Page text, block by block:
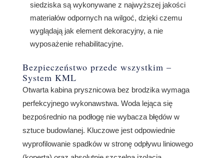
siedziska są wykonywane z najwyższej jakości
materiałów odpornych na wilgoć, dzięki czemu
wyglądają jak element dekoracyjny, a nie
wyposażenie rehabilitacyjne.
Bezpieczeństwo przede wszystkim –
System KML
Otwarta kabina prysznicowa bez brodzika wymaga
perfekcyjnego wykonawstwa. Woda lejąca się
bezpośrednio na podłogę nie wybacza błędów w
sztuce budowlanej. Kluczowe jest odpowiednie
wyprofilowanie spadków w stronę odpływu liniowego